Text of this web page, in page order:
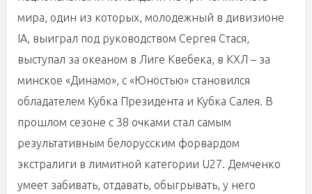
мира, один из которых, молодежный в дивизионе
IA, выиграл под руководством Сергея Стася,
выступал за океаном в Лиге Квебека, в КХЛ – за
минское «Динамо», с «Юностью» становился
обладателем Кубка Президента и Кубка Салея. В
прошлом сезоне с 38 очками стал самым
результативным белорусским форвардом
экстралиги в лимитной категории U27. Демченко
умеет забивать, отдавать, обыгрывать, у него